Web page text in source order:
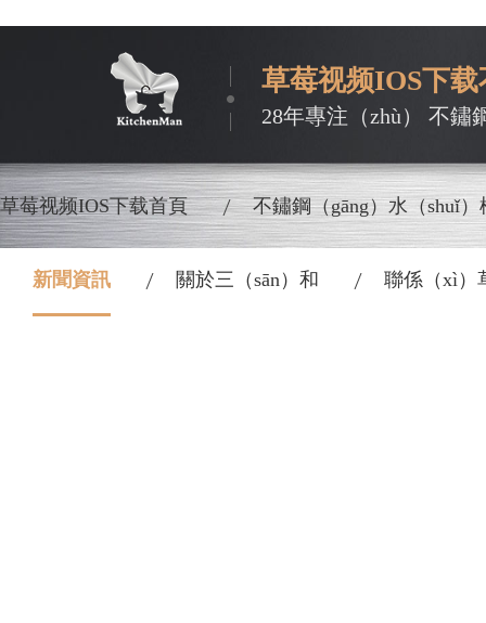
草莓视频IOS下
28年專注（zhù） 不鏽
草莓视频IOS下载首頁 不鏽鋼（gāng）水（shuǐ）
新聞資訊 關於三（sān）和 聯係（xì）